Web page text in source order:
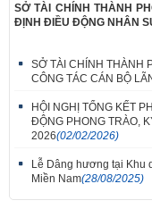
SỞ TÀI CHÍNH THÀNH
ĐỊNH ĐIỀU ĐỘNG NHÂN
SỞ TÀI CHÍNH THÀNH
CÔNG TÁC CÁN BỘ
HỘI NGHỊ TỔNG KẾT
ĐỘNG PHONG TRÀO,
2026(02/02/2026)
Lễ Dâng hương tại Khu
Miền Nam(28/08/2025)